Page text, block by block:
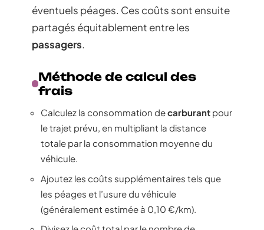
éventuels péages. Ces coûts sont ensuite
partagés équitablement entre les
passagers.
Méthode de calcul des
frais
Calculez la consommation decarburant pour
le trajet prévu, en multipliant la distance
totale par la consommation moyenne du
véhicule.
Ajoutez les coûts supplémentaires tels que
les péages et l’usure du véhicule
(généralement estimée à 0,10 €/km).